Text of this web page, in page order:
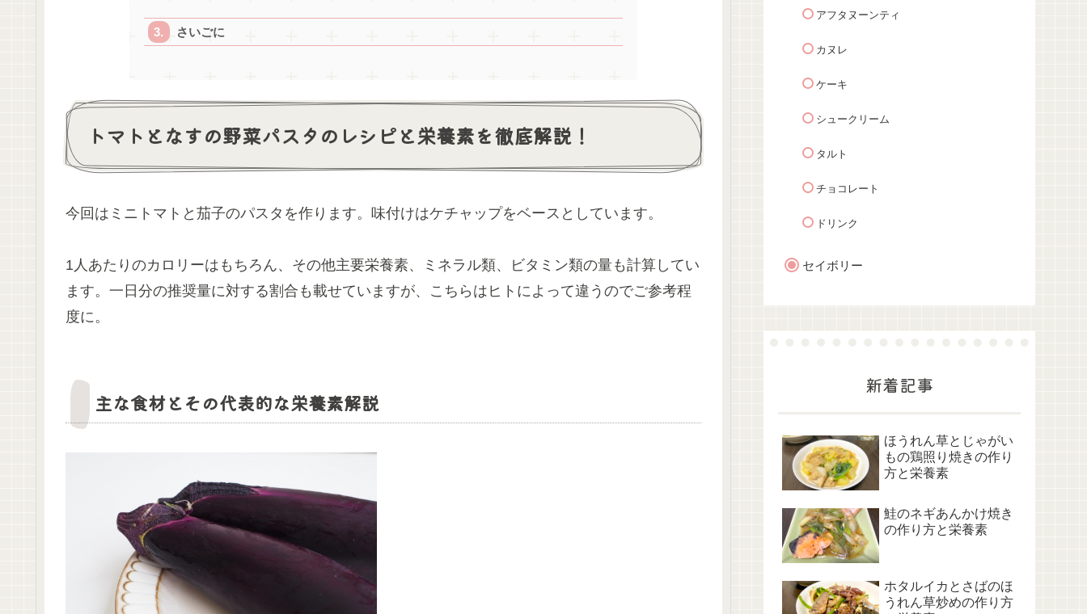
さいごに
トマトとなすの野菜パスタのレシピと栄養素を徹底解説！
今回はミニトマトと茄子のパスタを作ります。味付けはケチャップをベースとしています。
1人あたりのカロリーはもちろん、その他主要栄養素、ミネラル類、ビタミン類の量も計算してい
ます。一日分の推奨量に対する割合も載せていますが、こちらはヒトによって違うのでご参考程
度に。
主な食材とその代表的な栄養素解説
アフタヌーンティ
カヌレ
ケーキ
シュークリーム
タルト
チョコレート
ドリンク
セイボリー
新着記事
ほうれん草とじゃがい
もの鶏照り焼きの作り
方と栄養素
鮭のネギあんかけ焼き
の作り方と栄養素
ホタルイカとさばのほ
うれん草炒めの作り方